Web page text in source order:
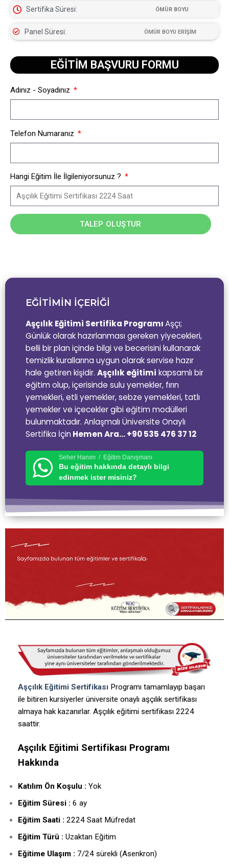
EĞİTİMİN İÇERİĞİ
Aşçılık Eğitimi Sertifika ProgramıAşçı;
Günlük olarak hazırlanması gereken yiyecekleri,
belli bir plan içinde bilgi ve becerisini kullanarak
temizlik kurallarına uygun olarak servise hazır
hale getiren kişidir. Aşçılık eğitimi kapsamlı bir
eğitim olup, içerisinde sulu yemekler, fırın
yemekleri, etli yemekler, sebze yemekleri, tatlı
yemekler ve içecekler gibi eğitim modülleri
bulunmaktadır. Anlaşmalı Üniversite Onaylı
Sertifika İçin Hemen Ara… +90 535 476 37 12
Seher Hanım / Eğitim Danışmanı
Bu eğitim hakkında detaylı bilgi
edinmek ister misiniz?
Aşçılık Eğitimi Sertifikası Programı tamamlayıp başarı
ile bitiren kursiyerler üniversite onaylı aşçılık sertifikası
almaya hak kazanırlar. Aşçılık eğitimi sertifikası 2224
saattir.
Aşçılık Eğitimi Sertifikası Programı
Hakkında
Katılım Ön Koşulu : Yok
Eğitim Süresi : 6 ay
Eğitim Saati : 2224 Saat Müfredat
Eğitim Türü : Uzaktan Eğitim
Eğitime Ulaşım : 7/24 sürekli (Asenkron)
Sertifika Süresi: ÖMÜR BOYU
Panel Süresi: ÖMÜR BOYU ERİŞİM
EĞİTİM BAŞVURU FORMU​
Adınız - Soyadınız
Telefon Numaranız
Hangi Eğitim İle İlgileniyorsunuz ?
TALEP OLUŞTUR